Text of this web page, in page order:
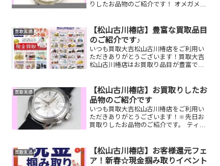
りしたお品物のご紹介です！ オメガメン
お品物はございませんか？そのお品物ぜ
ひ！買取大吉松山古川...
買取実績
【松山古川椿店】豊富な買取品目
のご紹介です♪
いつも買取大吉松山古川椿店をご利用い
ただきありがとうございます！買取大吉
松山古川椿店はお買取り品目が豊富で
たものや、片手でお持ちいただけるもの
ならお買取りできるお品が...
買取実績
【松山古川椿店】お買取りしたお
品物のご紹介です
いつも買取大吉松山古川椿店をご利用い
ただきありがとうございます！🔆先日お
買取りしたお品物のご紹介です。 ティフ
か？そのお品物ぜひ！買取大吉松山古川
椿店にお査定させ...
買取実績
【松山古川椿店】お客様還元フェ
ア！新春☆現金掴み取りイベント